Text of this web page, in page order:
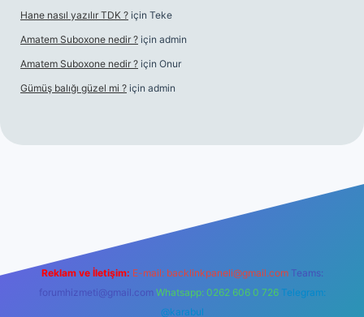
Hane nasıl yazılır TDK ? için Teke
Amatem Suboxone nedir ? için admin
Amatem Suboxone nedir ? için Onur
Gümüş balığı güzel mi ? için admin
Reklam ve İletişim: E-mail: backlinkpaneli@gmail.com Teams:
forumhizmeti@gmail.com Whatsapp: 0262 606 0 726 Telegram:
@karabul